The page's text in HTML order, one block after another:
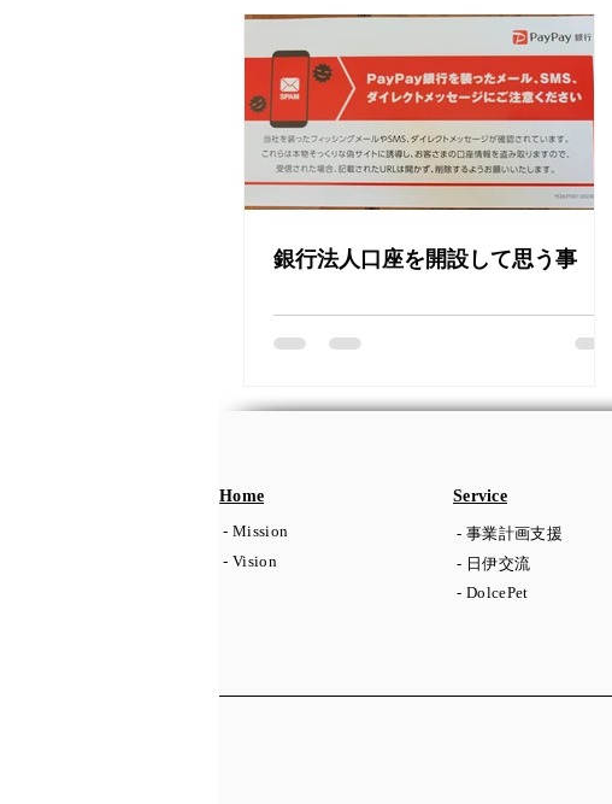
銀行法人口座を開設して思う事
Home
- Mission
- Vision
Service
- 事業計画支援
- 日伊交流
- DolcePet